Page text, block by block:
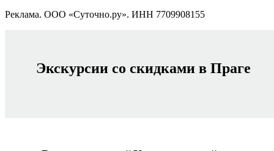
Реклама. ООО «Суточно.ру». ИНН 7709908155
Экскурсии со скидками в Праге